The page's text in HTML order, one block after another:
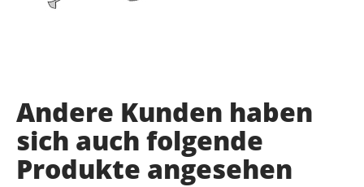
Andere Kunden haben
sich auch folgende
Produkte angesehen